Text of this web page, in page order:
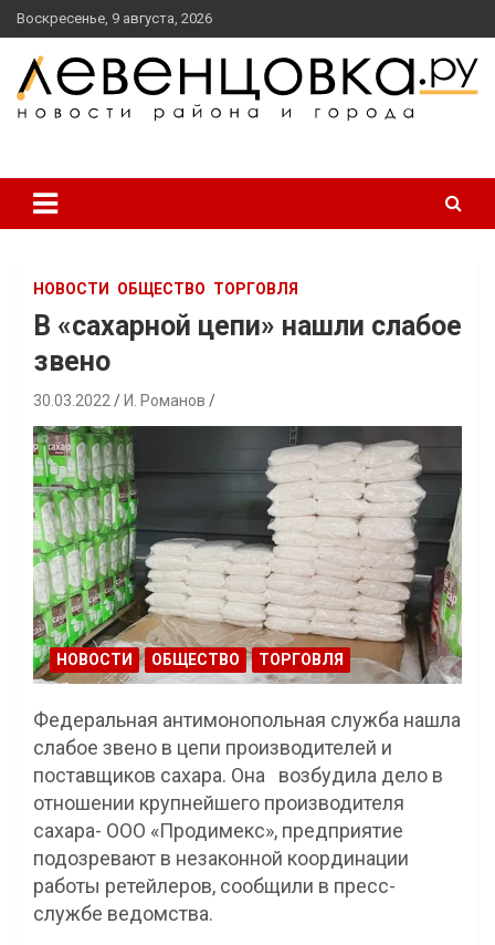
перейти
к
содержанию
Воскресенье, 9 августа, 2026
НОВОСТИ ОБЩЕСТВО ТОРГОВЛЯ
В «сахарной цепи» нашли слабое
звено
30.03.2022 И. Романов
НОВОСТИ ОБЩЕСТВО ТОРГОВЛЯ
Федеральная антимонопольная служба нашла
слабое звено в цепи производителей и
поставщиков сахара. Она возбудила дело в
отношении крупнейшего производителя
сахара- ООО «Продимекс», предприятие
подозревают в незаконной координации
работы ретейлеров, сообщили в пресс-
службе ведомства.